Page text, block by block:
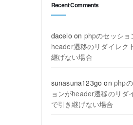
Recent Comments
dacelo on phpのセッショ
header遷移のリダイレク
継げない場合
sunasuna123go on php
ョンがheader遷移のリダ
で引き継げない場合